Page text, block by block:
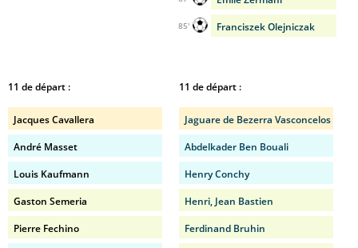
Franciszek Olejniczak
85'
11 de départ :
Jacques Cavallera
André Masset
Louis Kaufmann
Gaston Semeria
Pierre Fechino
11 de départ :
Jaguare de Bezerra Vasconcelos
Abdelkader Ben Bouali
Henry Conchy
Henri, Jean Bastien
Ferdinand Bruhin